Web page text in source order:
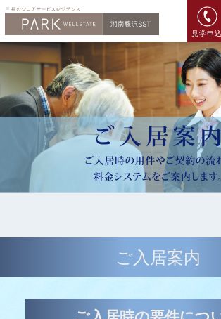
見学申込
ご入居案内